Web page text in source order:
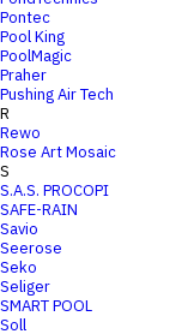
Pontec
Pool King
PoolMagic
Praher
Pushing Air Tech
R
Rewo
Rose Art Mosaic
S
S.A.S. PROCOPI
SAFE-RAIN
Savio
Seerose
Seko
Seliger
SMART POOL
Soll